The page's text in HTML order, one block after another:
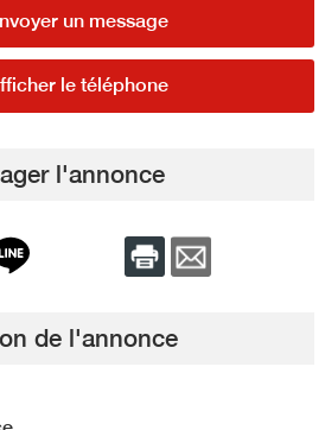
un message
le téléphone
l'annonce
de l'annonce